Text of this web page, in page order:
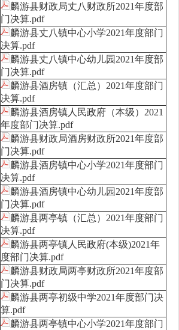
麟游县财政局丈八财政所2021年度部
门决算.pdf
麟游县丈八镇中心小学2021年度部门
决算.pdf
麟游县丈八镇中心幼儿园2021年度部
门决算.pdf
麟游县酒房镇（汇总）2021年度部门
决算.pdf
麟游县酒房镇人民政府（本级）2021
年度部门决算.pdf
麟游县财政局酒房财政所2021年度部
门决算.pdf
麟游县酒房镇中心小学2021年度部门
决算.pdf
麟游县酒房镇中心幼儿园2021年度部
门决算.pdf
麟游县两亭镇（汇总）2021年度部门
决算.pdf
麟游县两亭镇人民政府(本级)2021年
度部门决算.pdf
麟游县财政局两亭财政所2021年度部
门决算.pdf
麟游县两亭初级中学2021年度部门决
算.pdf
麟游县两亭镇中心小学2021年度部门